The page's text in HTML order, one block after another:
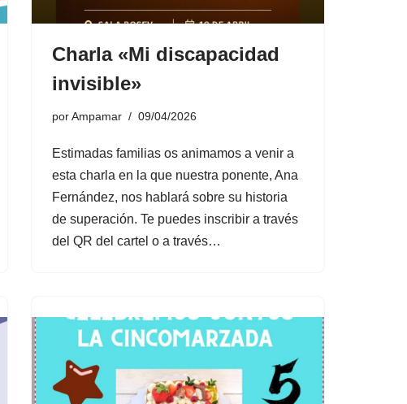
Charla «Mi discapacidad
invisible»
porAmpamar 09/04/2026
Estimadas familias os animamos a venir a
esta charla en la que nuestra ponente, Ana
Fernández, nos hablará sobre su historia
de superación. Te puedes inscribir a través
del QR del cartel o a través…